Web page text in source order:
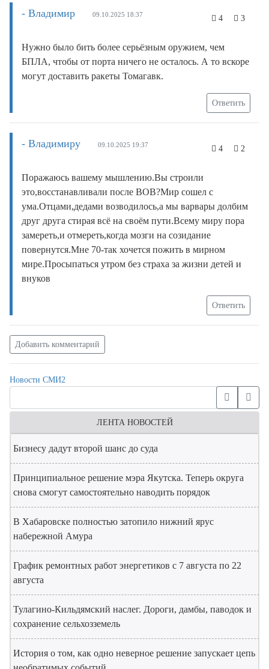
- Владимир 09.10.2025 18:37 4 3
Нужно было бить более серьёзным оружием, чем
БПЛА, чтобы от порта ничего не осталось. А то вскоре
могут доставить ракеты Томагавк.
Ответить
- Владимиру 09.10.2025 19:37 4 2
Поражаюсь вашему мышлению.Вы строили
это,восстанавливали после ВОВ?Мир сошел с
ума.Отцами,дедами возводилось,а мы варвары долбим
друг друга стирая всё на своём пути.Всему миру пора
замереть,и отмереть,когда мозги на созидание
повернутся.Мне 70-так хочется пожить в мирном
мире.Просыпаться утром без страха за жизни детей и
внуков
Ответить
Добавить комментарий
Новости СМИ2
ЛЕНТА НОВОСТЕЙ
Бизнесу дадут второй шанс до суда
Принципиальное решение мэра Якутска. Теперь округа
снова смогут самостоятельно наводить порядок
В Хабаровске полностью затопило нижний ярус
набережной Амура
График ремонтных работ энергетиков с 7 августа по 22
августа
Тулагино-Кильдямский наслег. Дороги, дамбы, паводок и
сохранение сельхозземель
История о том, как одно неверное решение запускает цепь